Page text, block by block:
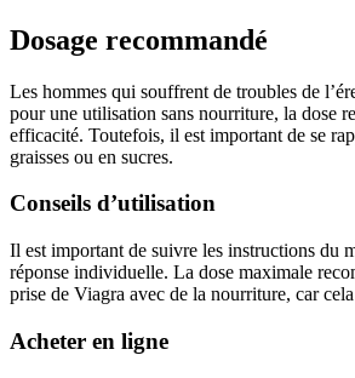
Dosage recommandé
Les hommes qui souffrent de troubles de
pour une utilisation sans nourriture, la dose
efficacité. Toutefois, il est important de se
graisses ou en sucres.
Conseils d’utilisation
Il est important de suivre les instructions du
réponse individuelle. La dose maximale
prise de Viagra avec de la nourriture, car
Acheter en ligne